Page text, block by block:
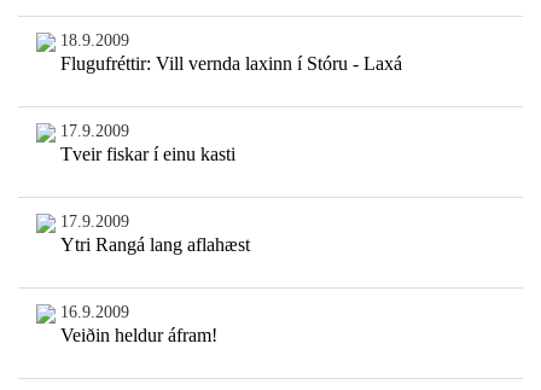
18.9.2009
Flugufréttir: Vill vernda laxinn í Stóru - Laxá
17.9.2009
Tveir fiskar í einu kasti
17.9.2009
Ytri Rangá lang aflahæst
16.9.2009
Veiðin heldur áfram!